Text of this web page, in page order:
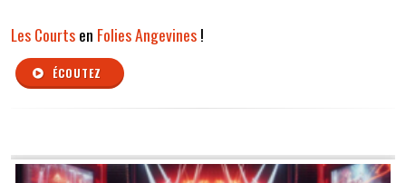
Les Courtsen Folies Angevines!
ÉCOUTEZ